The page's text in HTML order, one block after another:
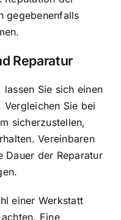
gegebenenfalls
Reparatur
Sie sich einen
Vergleichen Sie bei
sicherzustellen,
Vereinbaren
Dauer der Reparatur
einer Werkstatt
Eine